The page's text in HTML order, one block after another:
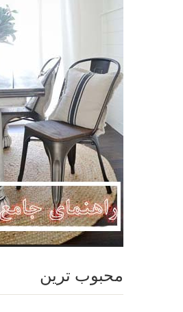
محبوب ترین